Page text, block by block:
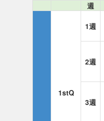
週
1stQ
1週
2週
3週